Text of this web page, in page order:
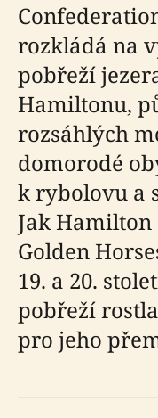
rozkládá na
pobřeží
Hamiltonu,
rozsáhlých
domorodé
k rybolovu a
Jak
Golden
19. a 20.
pobřeží
pro jeho